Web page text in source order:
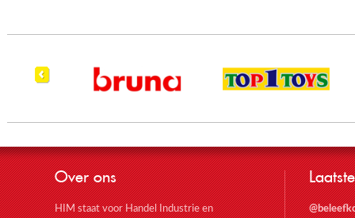
Over ons
HIM staat voor Handel Industrie en